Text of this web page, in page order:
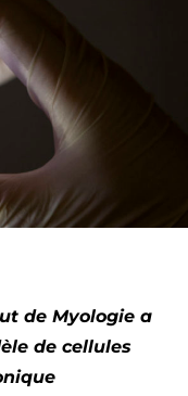
de Myologie a
de cellules